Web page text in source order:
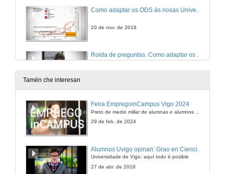
20 de nov. de 2018
Rolda de preguntas. Como adaptar os ODS ás nosas Universidades? Especial referencia á cooperación universitaria ao desenvolvemento
20 de nov. de 2018
Tamén che interesan
Feira EmpregoinCampus Vigo 2024
29 de feb. de 2024
Universidade de Vigo: aquí todo é posible
27 de abr. de 2016